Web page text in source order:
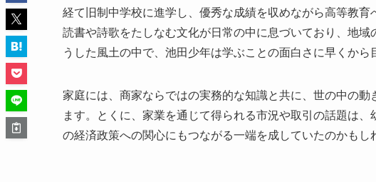
経て旧制中学校に進学し、優秀な成績を収めながら高等教育
読書や詩歌をたしなむ文化が日常の中に息づいており、地
うした風土の中で、池田少年は学ぶことの面白さに早くから
家庭には、商家ならではの実務的な知識と共に、世の中の
ます。とくに、家業を通じて得られる市況や取引の話題は
の経済政策への関心にもつながる一端を成していたのかもし